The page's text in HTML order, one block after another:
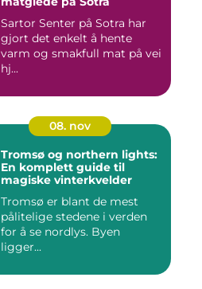
Sartor Senter på Sotra har
gjort det enkelt å hente
varm og smakfull mat på vei
hj...
08. nov
Tromsø og northern lights:
En komplett guide til
magiske vinterkvelder
Tromsø er blant de mest
pålitelige stedene i verden
for å se nordlys. Byen
ligger...